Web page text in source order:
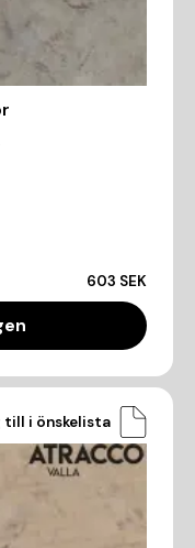
603 SEK
till i önskelista